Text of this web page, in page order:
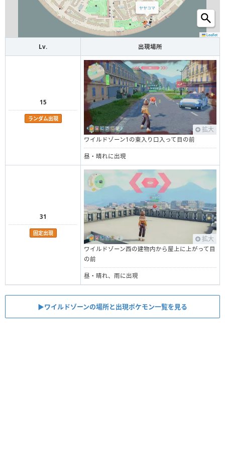
ヤヤコマ
Leaflet
Lv. 出現場所
15
ランダム出現
拡大
ワイルドゾーン1の東入り口入って目の前
昼・晴れに出現
31
固定出現
拡大
ワイルドゾーン西の建物内から屋上に上がって目
の前
昼・晴れ、雨に出現
▶︎ワイルドゾーンの場所と出現ポケモン一覧を見る